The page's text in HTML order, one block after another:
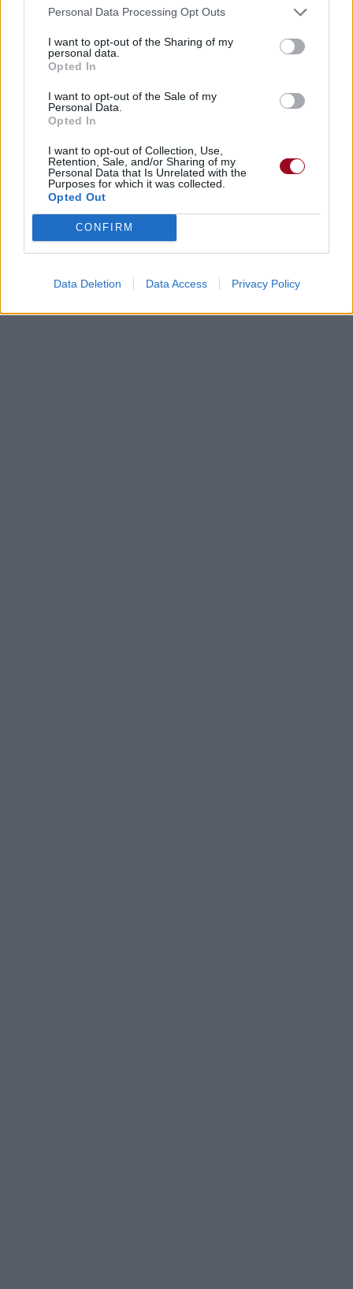
Personal Data Processing Opt Outs
I want to opt-out of the Sharing of my
personal data.
Opted In
I want to opt-out of the Sale of my
Personal Data.
Opted In
I want to opt-out of Collection, Use,
Retention, Sale, and/or Sharing of my
Personal Data that Is Unrelated with the
Purposes for which it was collected.
Opted Out
CONFIRM
Data Deletion Data Access Privacy Policy